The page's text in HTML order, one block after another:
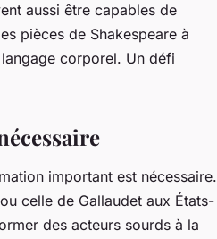
aussi être capables de
pièces de Shakespeare à
corporel. Un défi
important est nécessaire.
celle de Gallaudet aux États-
des acteurs sourds à la